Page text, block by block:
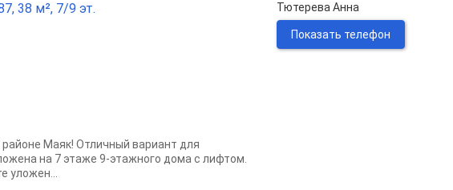
38 м², 7/9 эт.
Маяк! Отличный вариант для
на 7 этаже 9-этажного дома с лифтом.
уложен...
Тютерева Анна
Показать телефон